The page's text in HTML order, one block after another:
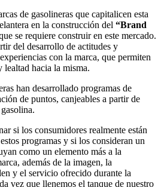
de gasolineras que capitalicen esta
en la construcción del “Brand
se requiere construir en este mercado.
del desarrollo de actitudes y
con la marca, que permiten
hacia la misma.
han desarrollado programas de
de puntos, canjeables a partir de
si los consumidores realmente están
programas y si los consideran un
como un elemento más a la
además de la imagen, la
y el servicio ofrecido durante la
vez que llenemos el tanque de nuestro